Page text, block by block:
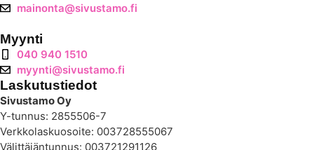
mainonta@sivustamo.fi
Myynti
040 940 1510
myynti@sivustamo.fi
Laskutustiedot
Sivustamo Oy
Y-tunnus: 2855506-7
Verkkolaskuosoite: 003728555067
Välittäjäntunnus: 003721291126